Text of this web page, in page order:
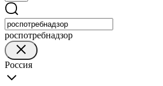
роспотребнадзор
Россия